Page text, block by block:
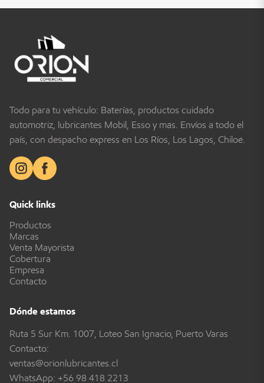
Todo para tu vehículo: Baterías, productos cuidado
automotriz, lubricantes Mobil, Esso y más. Envíos a todo el
país, con despacho express en Los Ríos, Los Lagos, Chiloé.
Quick links
Productos
Marcas
Venta Mayorista
Cobertura
Empresa
Contacto
Dónde estamos
Ruta 5 Sur Km. 1007, Loteo San Ignacio, Puerto Varas
Contacto:
ventas@orionlubricantes.cl
WhatsApp: +56 98 418 2213